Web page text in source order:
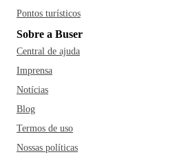
Pontos turísticos
Sobre a Buser
Central de ajuda
Imprensa
Notícias
Blog
Termos de uso
Nossas políticas